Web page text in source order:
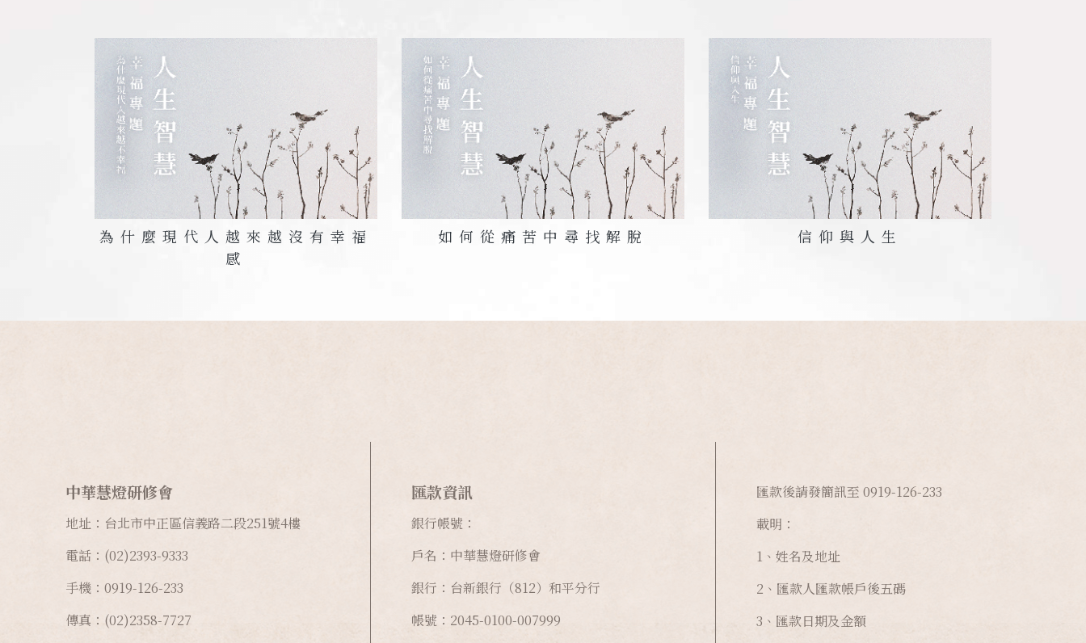
為什麼現代人越來越沒有幸福
感
如何從痛苦中尋找解脫 信仰與人生
中華慧燈研修會
地址：台北市中正區信義路二段251號4樓
電話：(02)2393-9333
手機：0919-126-233
傳真：(02)2358-7727
匯款資訊
銀行帳號：
戶名：中華慧燈研修會
銀行：台新銀行（812）和平分行
帳號：2045-0100-007999
匯款後請發簡訊至 0919-126-233
載明：
1、姓名及地址
2、匯款人匯款帳戶後五碼
3、匯款日期及金額